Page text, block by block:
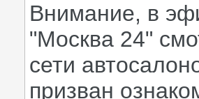
Внимание, в
"Москва 24"
сети
призван